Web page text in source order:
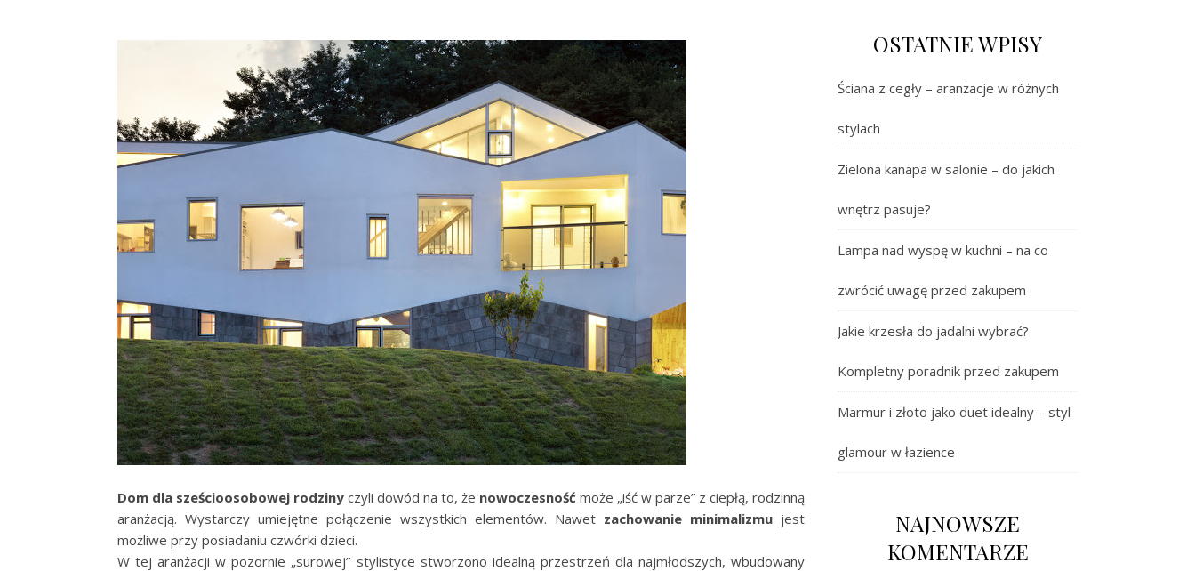
Dom dla sześcioosobowej rodziny czyli dowód na to, że nowoczesność może „iść w parze” z ciepłą, rodzinną
aranżacją. Wystarczy umiejętne połączenie wszystkich elementów. Nawet zachowanie minimalizmu jest
możliwe przy posiadaniu czwórki dzieci.
W tej aranżacji w pozornie „surowej” stylistyce stworzono idealną przestrzeń dla najmłodszych, wbudowany
OSTATNIE WPISY
Ściana z cegły – aranżacje w różnych
stylach
Zielona kanapa w salonie – do jakich
wnętrz pasuje?
Lampa nad wyspę w kuchni – na co
zwrócić uwagę przed zakupem
Jakie krzesła do jadalni wybrać?
Kompletny poradnik przed zakupem
Marmur i złoto jako duet idealny – styl
glamour w łazience
NAJNOWSZE
KOMENTARZE